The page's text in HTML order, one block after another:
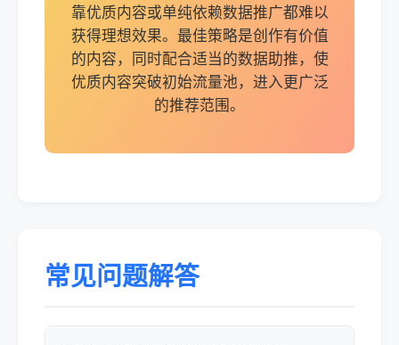
靠优质内容或单纯依赖数据推广都难以
获得理想效果。最佳策略是创作有价值
的内容，同时配合适当的数据助推，使
优质内容突破初始流量池，进入更广泛
的推荐范围。
常见问题解答